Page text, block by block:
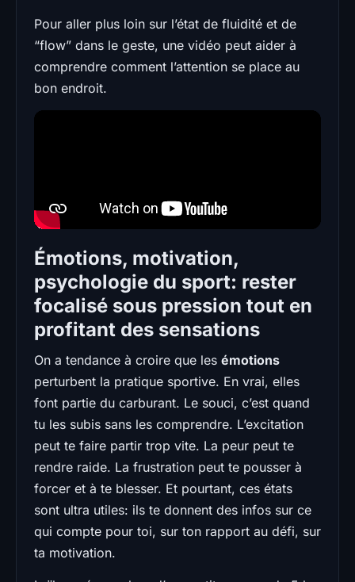
Pour aller plus loin sur l’état de fluidité et de
“flow” dans le geste, une vidéo peut aider à
comprendre comment l’attention se place au
bon endroit.
Émotions, motivation,
psychologie du sport: rester
focalisé sous pression tout en
profitant des sensations
On a tendance à croire que les émotions
perturbent la pratique sportive. En vrai, elles
font partie du carburant. Le souci, c’est quand
tu les subis sans les comprendre. L’excitation
peut te faire partir trop vite. La peur peut te
rendre raide. La frustration peut te pousser à
forcer et à te blesser. Et pourtant, ces états
sont ultra utiles: ils te donnent des infos sur ce
qui compte pour toi, sur ton rapport au défi, sur
ta motivation.